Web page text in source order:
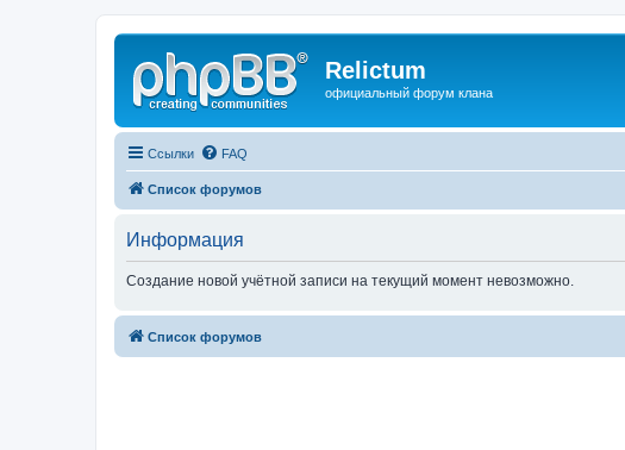
Relictum
официальный форум клана
Ссылки FAQ
Список форумов
Информация
Создание новой учётной записи на текущий момент невозможно.
Список форумов